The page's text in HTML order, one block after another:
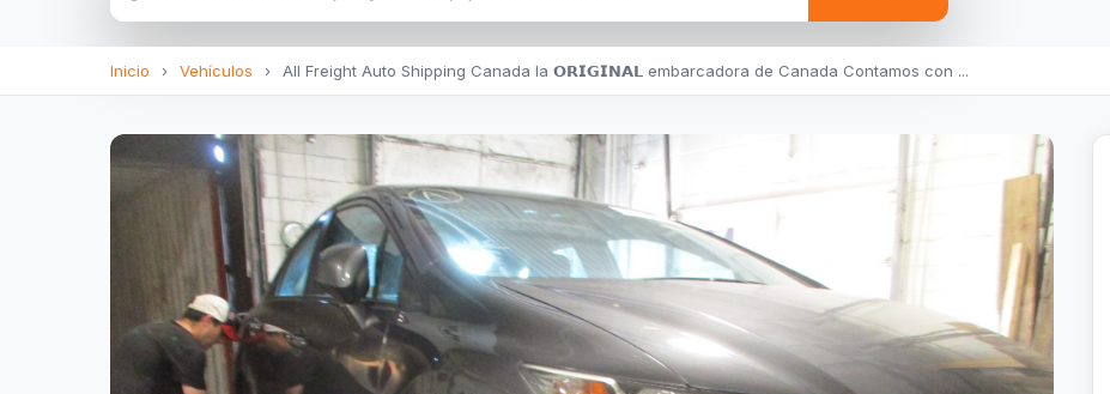
Inicio › Vehículos › All Freight Auto Shipping Canada la 𝗢𝗥𝗜𝗚𝗜𝗡𝗔𝗟 embarcadora de Canada Contamos con ...